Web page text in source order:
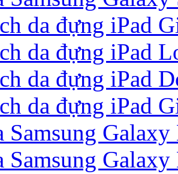
da đựng iPad
da đựng iPad
da đựng iPad
da đựng iPad
Samsung
Samsung